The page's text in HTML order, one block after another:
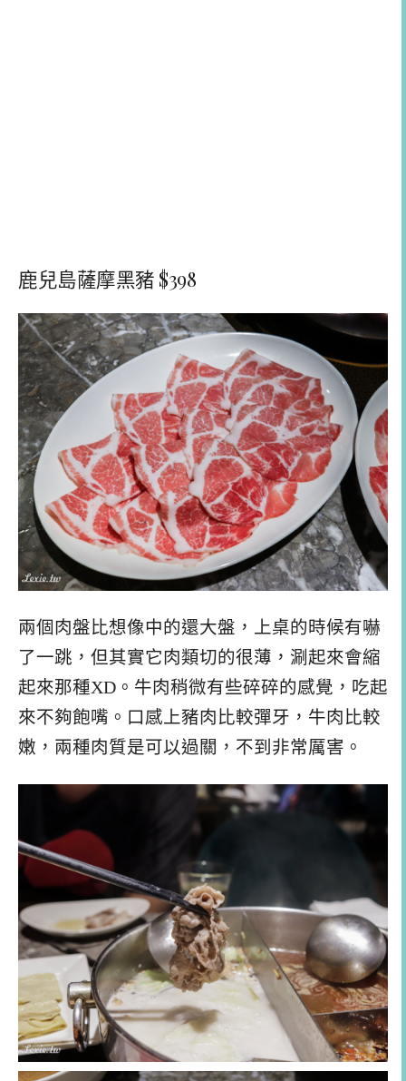
鹿兒島薩摩黑豬 $398
兩個肉盤比想像中的還大盤，上桌的時候有嚇
了一跳，但其實它肉類切的很薄，涮起來會縮
起來那種XD。牛肉稍微有些碎碎的感覺，吃起
來不夠飽嘴。口感上豬肉比較彈牙，牛肉比較
嫩，兩種肉質是可以過關，不到非常厲害。